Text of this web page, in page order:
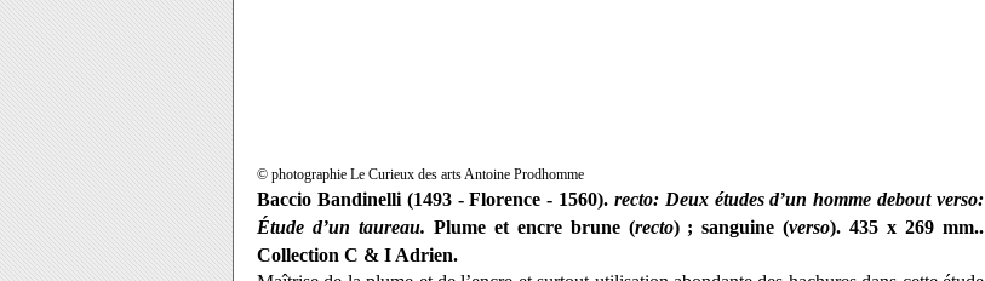
© photographie Le Curieux des arts Antoine Prodhomme
Baccio Bandinelli (1493 - Florence - 1560). recto: Deux études d’un homme debout verso:
Étude d’un taureau. Plume et encre brune (recto) ; sanguine (verso). 435 x 269 mm..
Collection C & I Adrien.